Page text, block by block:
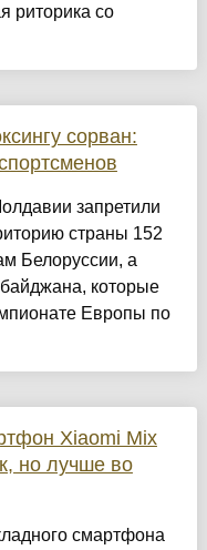
риторика со
сорван:
запретили
страны 152
Белоруссии, а
которые
Европы по
Xiaomi Mix
но лучше во
смартфона